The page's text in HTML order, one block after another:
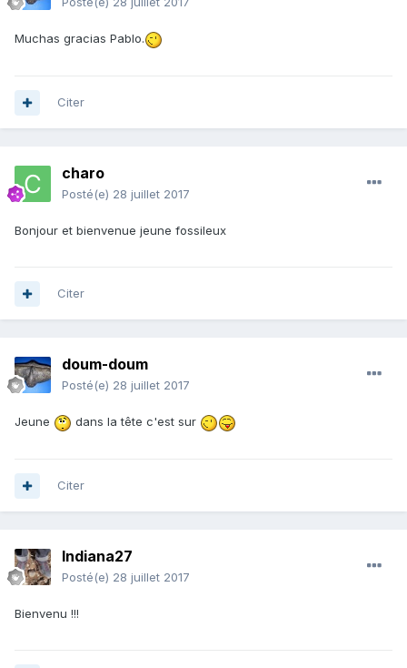
Muchas gracias Pablo.
Citer
charo
Posté(e) 28 juillet 2017
Bonjour et bienvenue jeune fossileux
Citer
doum-doum
Posté(e) 28 juillet 2017
Jeune dans la tête c'est sur
Citer
Indiana27
Posté(e) 28 juillet 2017
Bienvenu !!!